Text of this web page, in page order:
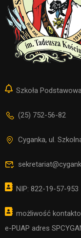
Szkoła
(25) 752-56-82
Cyganka, ul.
NIP: 822-19-57-953
możliwość
e-PUAP adres